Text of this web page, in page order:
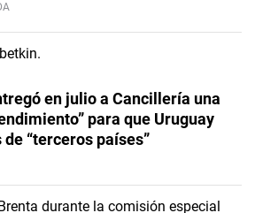
en julio a Cancillería una
para que Uruguay
“terceros países”